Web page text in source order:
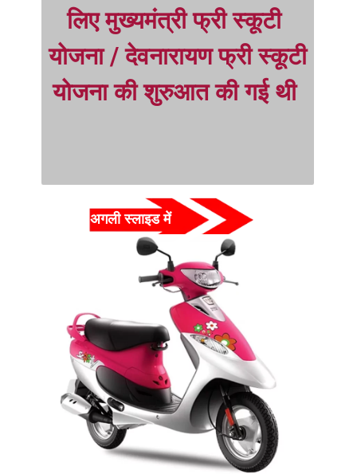
लिए मुख्यमंत्री फ्री स्कूटी
योजना / देवनारायण फ्री स्कूटी
योजना की शुरुआत की गई थी
अगली स्लाइड में